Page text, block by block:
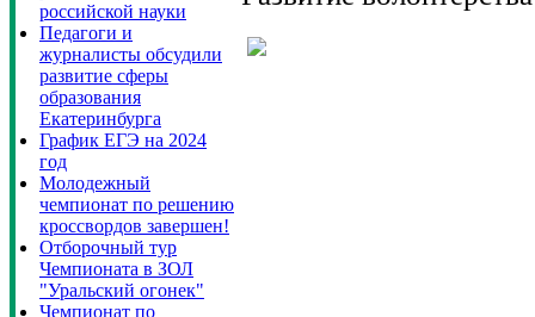
российской науки
Педагоги и
журналисты обсудили
развитие сферы
образования
Екатеринбурга
График ЕГЭ на 2024
год
Молодежный
чемпионат по решению
кроссвордов завершен!
Отборочный тур
Чемпионата в ЗОЛ
"Уральский огонек"
Чемпионат по